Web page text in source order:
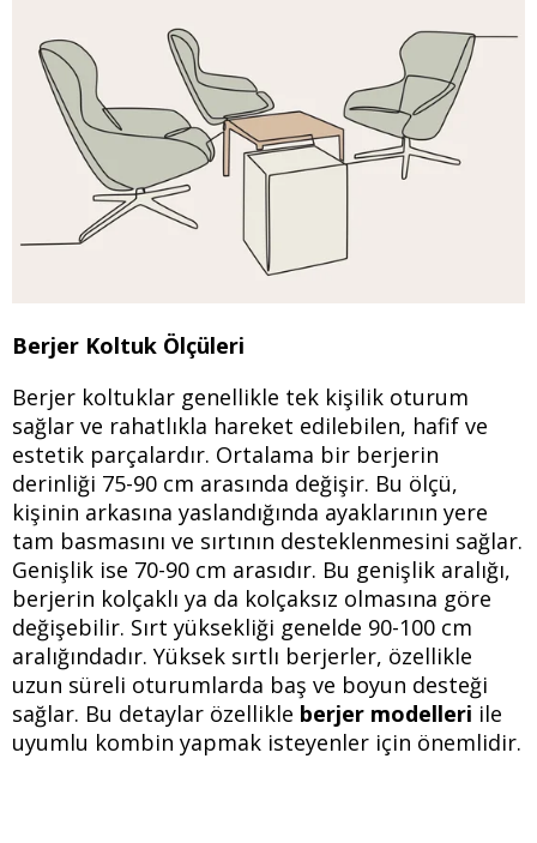
Berjer Koltuk Ölçüleri
Berjer koltuklar genellikle tek kişilik oturum
sağlar ve rahatlıkla hareket edilebilen, hafif ve
estetik parçalardır. Ortalama bir berjerin
derinliği 75-90 cm arasında değişir. Bu ölçü,
kişinin arkasına yaslandığında ayaklarının yere
tam basmasını ve sırtının desteklenmesini sağlar.
Genişlik ise 70-90 cm arasıdır. Bu genişlik aralığı,
berjerin kolçaklı ya da kolçaksız olmasına göre
değişebilir. Sırt yüksekliği genelde 90-100 cm
aralığındadır. Yüksek sırtlı berjerler, özellikle
uzun süreli oturumlarda baş ve boyun desteği
sağlar. Bu detaylar özellikle berjer modelleri ile
uyumlu kombin yapmak isteyenler için önemlidir.